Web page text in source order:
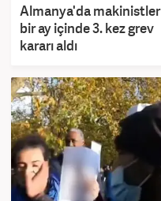
Almanya'da makinistler
bir ay içinde 3. kez grev
kararı aldı